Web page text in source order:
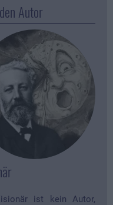
Autor
ist kein Autor,